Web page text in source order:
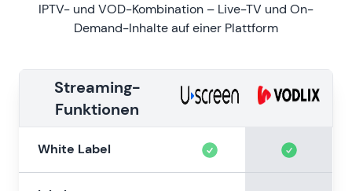
IPTV- und VOD-Kombination – Live-TV und On-
Demand-Inhalte auf einer Plattform
Streaming-
Funktionen
White Label